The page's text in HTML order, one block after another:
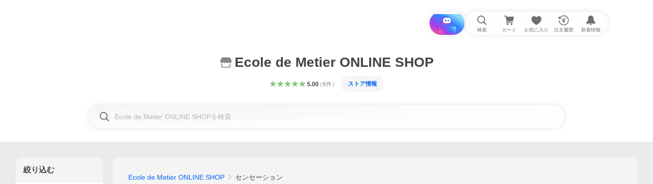
i と探す 検索 カート お気に入り 注文履歴 新着情報
Ecole de Metier ONLINE SHOP
5.00（6件） ストア情報
Ecole de Metier ONLINE SHOP センセーション
絞り込む